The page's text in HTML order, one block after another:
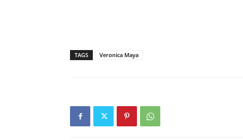
TAGS Veronica Maya